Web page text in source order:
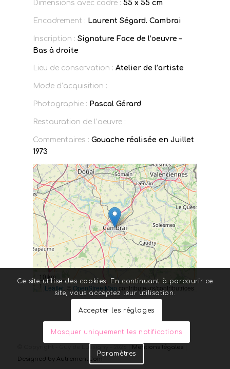
Dimensions avec cadre : 55 x 55 cm
Encadrement : Laurent Ségard. Cambrai
Inscription : Signature Face de l’oeuvre –
Bas à droite
Lieu de conservation : Atelier de l’artiste
Mode d’acquisition :
Photographie : Pascal Gérard
Restauration de l’oeuvre :
Commentaires : Gouache réalisée en Juillet
1973
10 km
10 mi
Leaflet OpenStreetMap contributeurs/contributrices
Mentions légales|
Designed by AutrementCom
Ce site utilise des cookies. En continuant à parcourir ce
site, vous acceptez leur utilisation.
Accepter les réglages
Masquer uniquement les notifications
Paramètres